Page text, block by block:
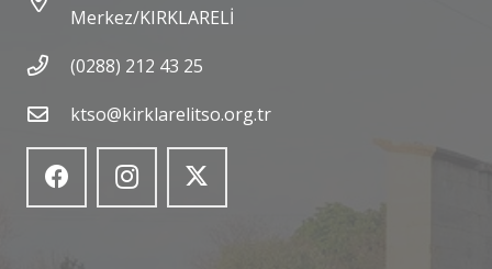
Merkez/KIRKLARELİ
(0288) 212 43 25
ktso@kirklarelitso.org.tr